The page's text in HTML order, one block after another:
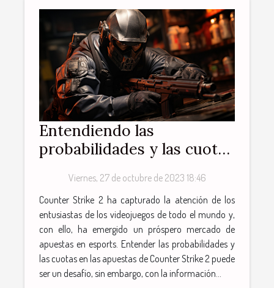
Entendiendo las
probabilidades y las cuotas
Strike 2
Viernes, 27 de octubre de 2023 18:46
Counter Strike 2 ha capturado la atención de los
entusiastas de los videojuegos de todo el mundo y,
con ello, ha emergido un próspero mercado de
apuestas en esports. Entender las probabilidades y
las cuotas en las apuestas de Counter Strike 2 puede
ser un desafío, sin embargo, con la información...